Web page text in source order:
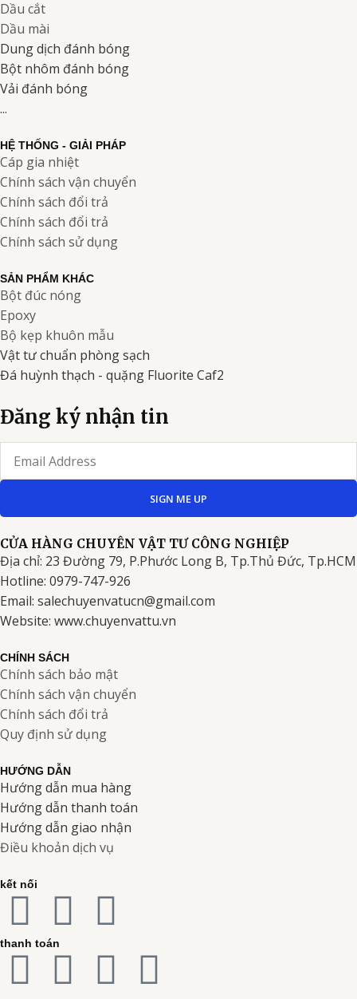
Dầu cắt
Dầu mài
Dung dịch đánh bóng
Bột nhôm đánh bóng
Vải đánh bóng
...
HỆ THỐNG - GIẢI PHÁP
Cáp gia nhiệt
Chính sách vận chuyển
Chính sách đổi trả
Chính sách đổi trả
Chính sách sử dụng
SẢN PHẨM KHÁC
Bột đúc nóng
Epoxy
Bộ kẹp khuôn mẫu
Vật tư chuẩn phòng sạch
Đá huỳnh thạch - quặng Fluorite Caf2
Đăng ký nhận tin
SIGN ME UP
CỬA HÀNG CHUYÊN VẬT TƯ CÔNG NGHIỆP
Địa chỉ: 23 Đường 79, P.Phước Long B, Tp.Thủ Đức, Tp.HCM
Hotline: 0979-747-926
Email: salechuyenvatucn@gmail.com
Website: www.chuyenvattu.vn
CHÍNH SÁCH
Chính sách bảo mật
Chính sách vận chuyển
Chính sách đổi trả
Quy định sử dụng
HƯỚNG DẪN
Hướng dẫn mua hàng
Hướng dẫn thanh toán
Hướng dẫn giao nhận
Điều khoản dịch vụ
kết nối
F
a
I
n
Y
o
thanh toán
C C C C